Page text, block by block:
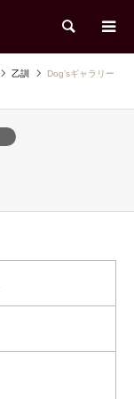
検索
乙訓
Dog’sギャラリー